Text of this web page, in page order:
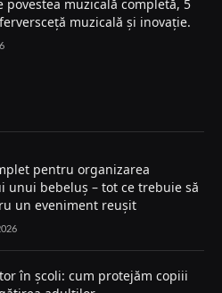
povestea muzicală completă, 5
muzicală și inovație.
pentru organizarea
unui bebeluș – tot ce trebuie să
un eveniment reușit
în școli: cum protejăm copiii